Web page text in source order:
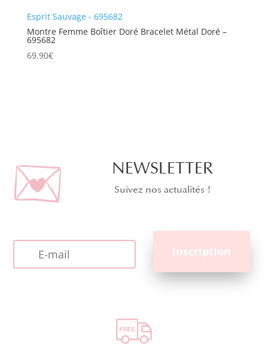
Esprit Sauvage - 695682
Montre Femme Boîtier Doré Bracelet Métal Doré –
695682
69.90€
NEWSLETTER
Suivez nos actualités !